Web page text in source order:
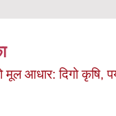
मूल आधार: दिगो कृषि,